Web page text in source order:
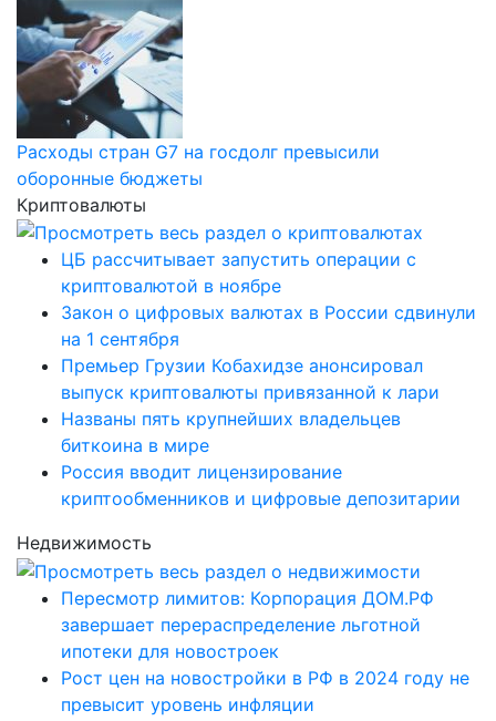
Расходы стран G7 на госдолг превысили
оборонные бюджеты
Криптовалюты
ЦБ рассчитывает запустить операции с
криптовалютой в ноябре
Закон о цифровых валютах в России сдвинули
на 1 сентября
Премьер Грузии Кобахидзе анонсировал
выпуск криптовалюты привязанной к лари
Названы пять крупнейших владельцев
биткоина в мире
Россия вводит лицензирование
криптообменников и цифровые депозитарии
Недвижимость
Пересмотр лимитов: Корпорация ДОМ.РФ
завершает перераспределение льготной
ипотеки для новостроек
Рост цен на новостройки в РФ в 2024 году не
превысит уровень инфляции